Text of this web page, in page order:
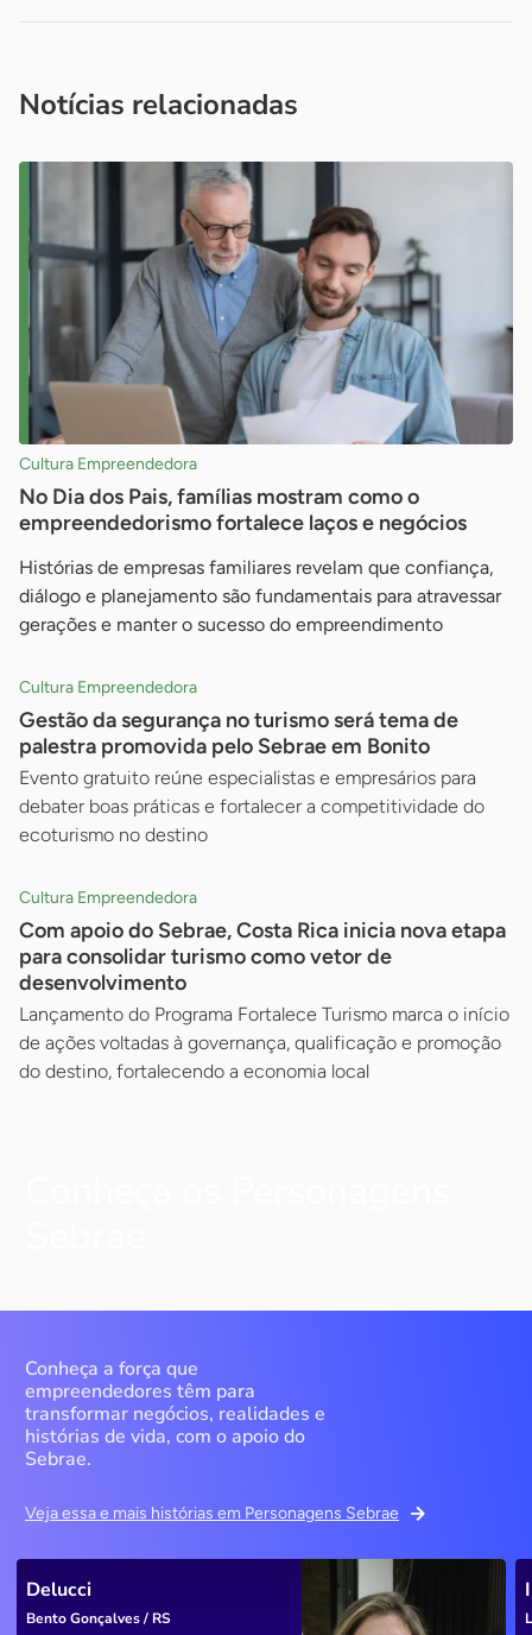
Notícias relacionadas
Cultura Empreendedora
No Dia dos Pais, famílias mostram como o
empreendedorismo fortalece laços e negócios
Histórias de empresas familiares revelam que confiança,
diálogo e planejamento são fundamentais para atravessar
gerações e manter o sucesso do empreendimento
Cultura Empreendedora
Gestão da segurança no turismo será tema de
palestra promovida pelo Sebrae em Bonito
Evento gratuito reúne especialistas e empresários para
debater boas práticas e fortalecer a competitividade do
ecoturismo no destino
Cultura Empreendedora
Com apoio do Sebrae, Costa Rica inicia nova etapa
para consolidar turismo como vetor de
desenvolvimento
Lançamento do Programa Fortalece Turismo marca o início
de ações voltadas à governança, qualificação e promoção
do destino, fortalecendo a economia local
Conheça a força que
empreendedores têm para
transformar negócios, realidades e
histórias de vida, com o apoio do
Sebrae.
Veja essa e mais histórias em Personagens Sebrae
Delucci
Bento Gonçalves / RS